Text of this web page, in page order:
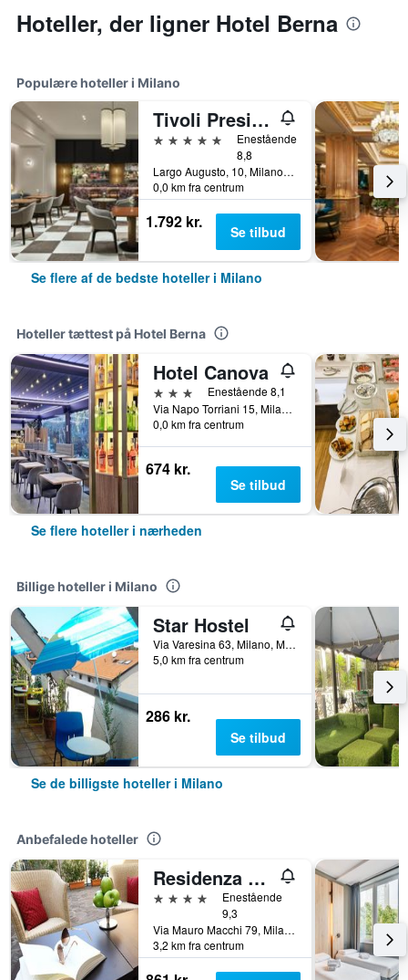
Hoteller, der ligner Hotel Berna
Populære hoteller i Milano
Tivoli President Milano Hotel
5 stjerner
Enestående
8,8
Largo Augusto, 10, Milano, Milano, Italien
0,0 km fra centrum
1.792 kr. Se tilbud
Se flere af de bedste hoteller i Milano
Hoteller tættest på Hotel Berna
Hotel Canova
3 stjernerEnestående 8,1
Via Napo Torriani 15, Milano, Milano, Italien
0,0 km fra centrum
674 kr.
Se tilbud
Se flere hoteller i nærheden
Billige hoteller i Milano
Star Hostel
Via Varesina 63, Milano, Milano, Italien
5,0 km fra centrum
286 kr.
Se tilbud
Se de billigste hoteller i Milano
Anbefalede hoteller
Residenza delle Città
4 stjerner
Enestående
9,3
Via Mauro Macchi 79, Milano, Milano, Italien
3,2 km fra centrum